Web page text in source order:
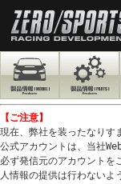
【ご注意】
現在、弊社を装ったなりす
公式アカウントは、当社
必ず発信元のアカウントを
人情報の提供は行わないよ